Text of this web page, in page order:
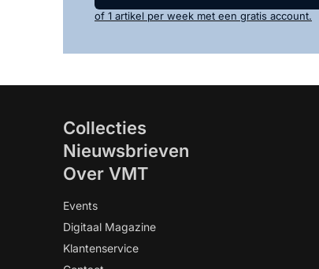
of 1 artikel per week met een gratis account.
Collecties
Nieuwsbrieven
Over VMT
Events
Digitaal Magazine
Klantenservice